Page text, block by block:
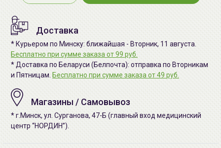
Доставка
* Курьером по Минску: ближайшая - Вторник, 11 августа.
Бесплатно при сумме заказа от 99 руб.
* Доставка по Беларуси (Белпочта): отправка по Вторникам
и Пятницам. Бесплатно при сумме заказа от 49 руб.
Магазины / Самовывоз
* г.Минск, ул. Сурганова, 47-Б (главный вход медицинский
центр “НОРДИН”).